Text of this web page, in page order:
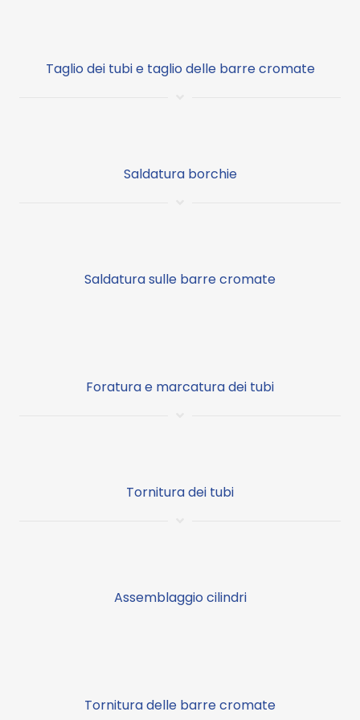
Taglio dei tubi e taglio delle barre cromate
Saldatura borchie
Saldatura sulle barre cromate
Foratura e marcatura dei tubi
Tornitura dei tubi
Assemblaggio cilindri
Tornitura delle barre cromate